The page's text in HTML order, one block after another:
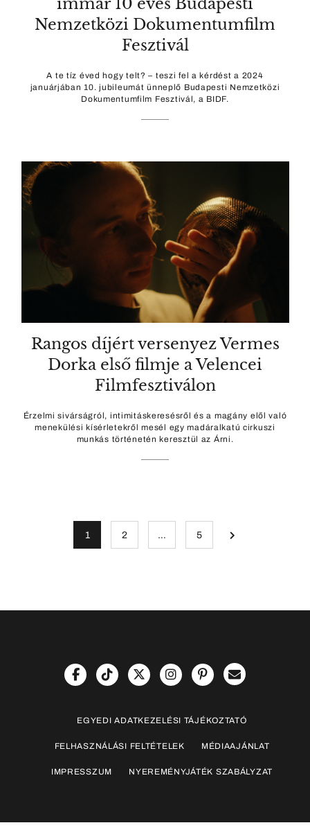
immár 10 éves Budapesti
Nemzetközi Dokumentumfilm
Fesztivál
A te tíz éved hogy telt? – teszi fel a kérdést a 2024
januárjában 10. jubileumát ünneplő Budapesti Nemzetközi
Dokumentumfilm Fesztivál, a BIDF.
Rangos díjért versenyez Vermes
Dorka első filmje a Velencei
Filmfesztiválon
Érzelmi sivárságról, intimitáskeresésről és a magány elől való
menekülési kísérletekről mesél egy madáralkatú cirkuszi
munkás történetén keresztül az Árni.
1 2 … 5
EGYEDI ADATKEZELÉSI TÁJÉKOZTATÓ
FELHASZNÁLÁSI FELTÉTELEK MÉDIAAJÁNLAT
IMPRESSZUM NYEREMÉNYJÁTÉK SZABÁLYZAT